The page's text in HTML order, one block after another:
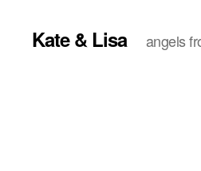
Kate & Lisa angels